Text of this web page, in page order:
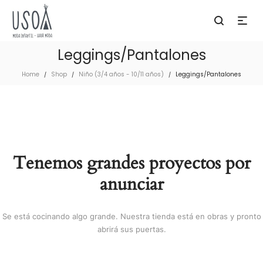
Leggings/Pantalones
Home / Shop / Niño (3/4 años - 10/11 años) / Leggings/Pantalones
Tenemos grandes proyectos por
anunciar
Se está cocinando algo grande. Nuestra tienda está en obras y pronto
abrirá sus puertas.